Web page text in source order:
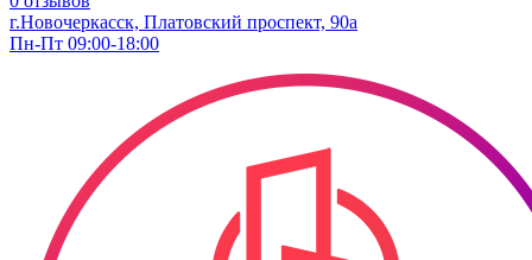
г.Новочеркасск, Платовский проспект, 90а
Пн-Пт 09:00-18:00